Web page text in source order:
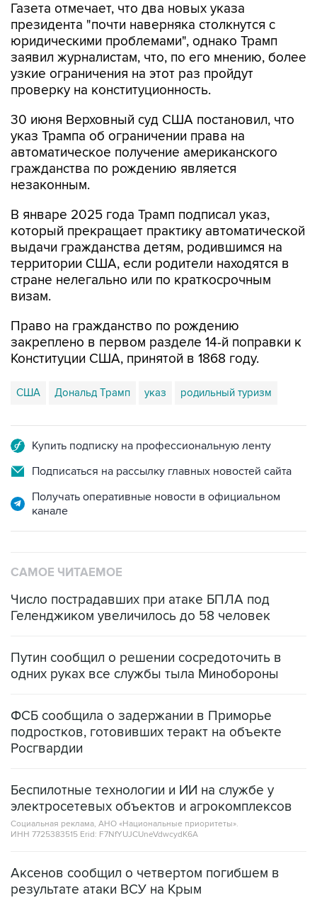
Газета отмечает, что два новых указа
президента "почти наверняка столкнутся с
юридическими проблемами", однако Трамп
заявил журналистам, что, по его мнению, более
узкие ограничения на этот раз пройдут
проверку на конституционность.
30 июня Верховный суд США постановил, что
указ Трампа об ограничении права на
автоматическое получение американского
гражданства по рождению является
незаконным.
В январе 2025 года Трамп подписал указ,
который прекращает практику автоматической
выдачи гражданства детям, родившимся на
территории США, если родители находятся в
стране нелегально или по краткосрочным
визам.
Право на гражданство по рождению
закреплено в первом разделе 14-й поправки к
Конституции США, принятой в 1868 году.
США Дональд Трамп указ родильный туризм
Купить подписку на профессиональную ленту
Подписаться на рассылку главных новостей сайта
Получать оперативные новости в официальном
канале
САМОЕ ЧИТАЕМОЕ
Число пострадавших при атаке БПЛА под
Геленджиком увеличилось до 58 человек
Путин сообщил о решении сосредоточить в
одних руках все службы тыла Минобороны
ФСБ сообщила о задержании в Приморье
подростков, готовивших теракт на объекте
Росгвардии
Беспилотные технологии и ИИ на службе у
электросетевых объектов и агрокомплексов
Социальная реклама, АНО «Национальные приоритеты».
ИНН 7725383515 Erid: F7NfYUJCUneVdwcydK6A
Аксенов сообщил о четвертом погибшем в
результате атаки ВСУ на Крым